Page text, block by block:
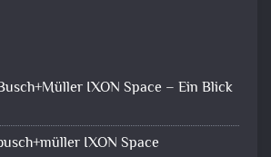
IXON Space – Ein Blick
IXON Space